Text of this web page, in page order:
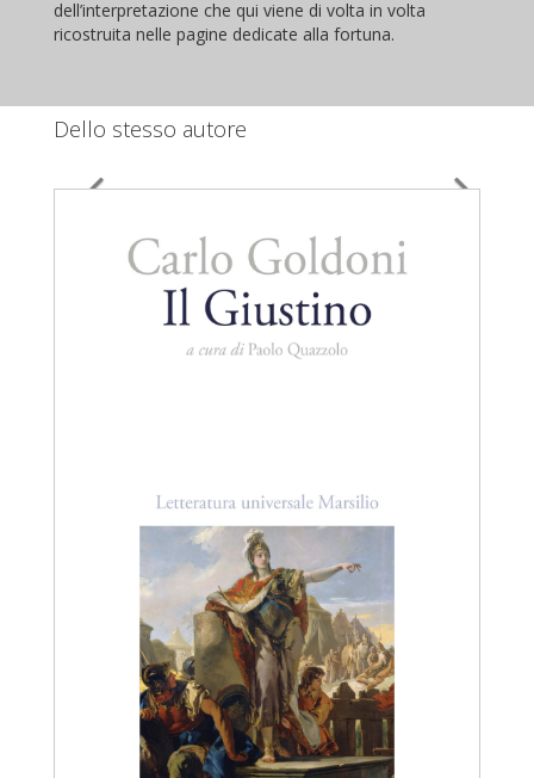
dell’interpretazione che qui viene di volta in volta
ricostruita nelle pagine dedicate alla fortuna.
Dello stesso autore